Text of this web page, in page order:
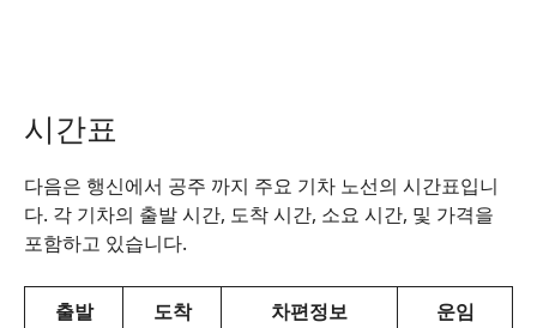
시간표
다음은 행신에서 공주 까지 주요 기차 노선의 시간표입니
다. 각 기차의 출발 시간, 도착 시간, 소요 시간, 및 가격을
포함하고 있습니다.
출발 도착 차편정보
운임